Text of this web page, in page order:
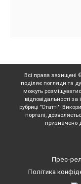
Всі права захищені
поділяє погляди та
можуть
відповідальності
рубриці "Статті".
порталі,
призначено
Прес-
Політика